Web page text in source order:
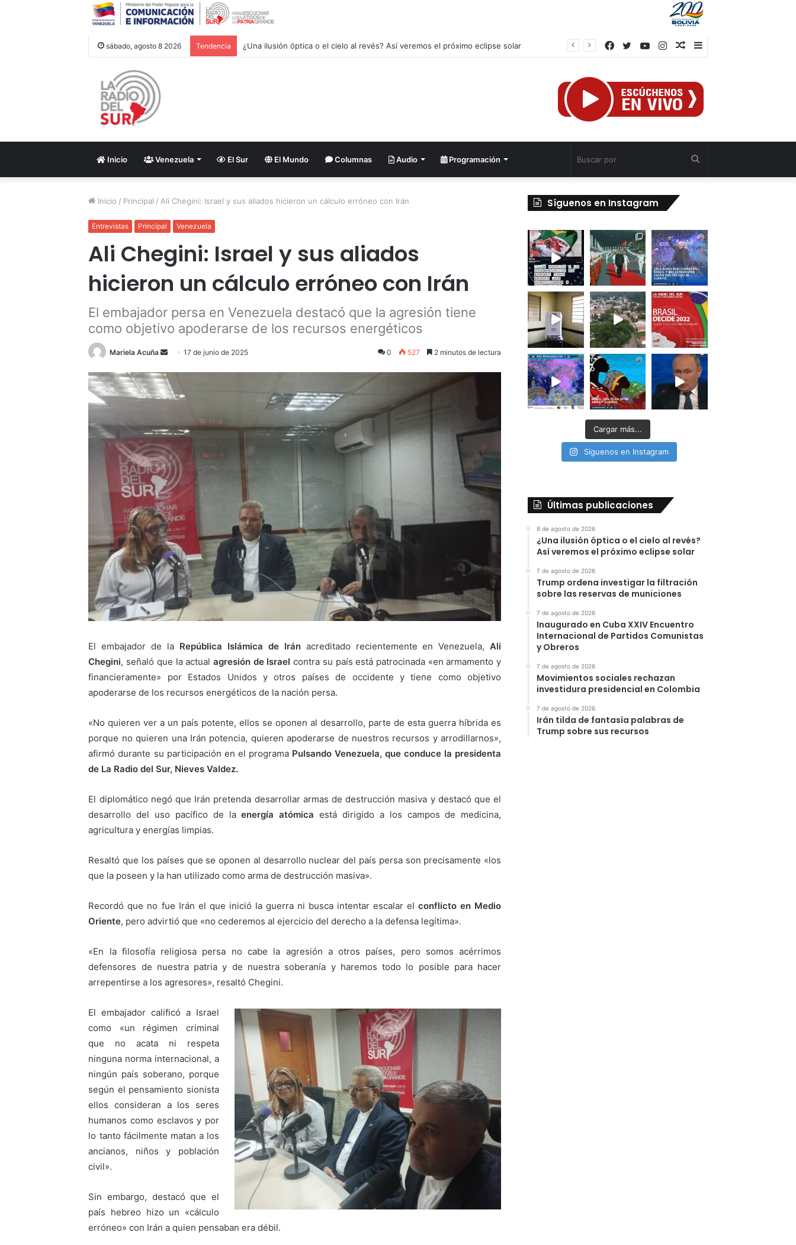
sábado, agosto 8 2026 Tendencia ¿Una ilusión óptica o el cielo al revés? Así veremos el próximo eclipse solar
Barra
Publicación
azar
Instagram
YouTube
Twitter
Facebook
Inicio Venezuela El Sur El Mundo Columnas Audio Programación
Inicio / Principal / Ali Chegini: Israel y sus aliados hicieron un cálculo erróneo con Irán
Entrevistas Principal Venezuela
Ali Chegini: Israel y sus aliados
hicieron un cálculo erróneo con Irán
El embajador persa en Venezuela destacó que la agresión tiene
como objetivo apoderarse de los recursos energéticos
Mariela Acuña
Send
email
17 de junio de 2025 0 527 2 minutos de lectura
El embajador de la República Islámica de Iránacreditado recientemente en Venezuela,Ali
Chegini, señaló que la actual agresión de Israel contra su país está patrocinada «en armamento y
financieramente» por Estados Unidos y otros países de occidente y tiene como objetivo
apoderarse de los recursos energéticos de la nación persa.
«No quieren ver a un país potente, ellos se oponen al desarrollo, parte de esta guerra híbrida es
porque no quieren una Irán potencia, quieren apoderarse de nuestros recursos y arrodillarnos»,
afirmó durante su participación en el programa Pulsando Venezuela, que conduce la presidenta
de La Radio del Sur, Nieves Valdez.
El diplomático negó que Irán pretenda desarrollar armas de destrucción masiva y destacó que el
desarrollo del uso pacífico de laenergía atómica está dirigido a los campos de medicina,
agricultura y energías limpias.
Resaltó que los países que se oponen al desarrollo nuclear del país persa son precisamente «los
que la poseen y la han utilizado como arma de destrucción masiva».
Recordó que no fue Irán el que inició la guerra ni busca intentar escalar elconflicto en Medio
Oriente, pero advirtió que «no cederemos al ejercicio del derecho a la defensa legítima».
«En la filosofía religiosa persa no cabe la agresión a otros países, pero somos acérrimos
defensores de nuestra patria y de nuestra soberanía y haremos todo lo posible para hacer
arrepentirse a los agresores», resaltó Chegini.
El embajador calificó a Israel
como «un régimen criminal
que no acata ni respeta
ninguna norma internacional, a
ningún país soberano, porque
según el pensamiento sionista
ellos consideran a los seres
humanos como esclavos y por
lo tanto fácilmente matan a los
ancianos, niños y población
civil».
Sin embargo, destacó que el
país hebreo hizo un «cálculo
erróneo» con Irán a quien pensaban era débil.
Síguenos en Instagram
Cargar más...
Síguenos en Instagram
Últimas publicaciones
8 de agosto de 2026
¿Una ilusión óptica o el cielo al revés?
Así veremos el próximo eclipse solar
7 de agosto de 2026
Trump ordena investigar la filtración
sobre las reservas de municiones
7 de agosto de 2026
Inaugurado en Cuba XXIV Encuentro
Internacional de Partidos Comunistas
y Obreros
7 de agosto de 2026
Movimientos sociales rechazan
investidura presidencial en Colombia
7 de agosto de 2026
Irán tilda de fantasía palabras de
Trump sobre sus recursos